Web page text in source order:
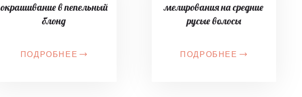
окрашивание в пепельный
блонд
ПОДРОБНЕЕ
мелирования на средние
русые волосы
ПОДРОБНЕЕ